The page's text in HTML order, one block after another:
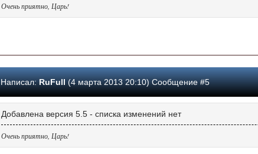
Очень приятно, Царь!
Написал: RuFull(4 марта 2013 20:10) Сообщение #5
Добавлена версия 5.5 - списка изменений нет
Очень приятно, Царь!